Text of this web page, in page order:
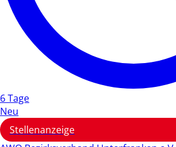
6 Tage
Neu
Stellenanzeige